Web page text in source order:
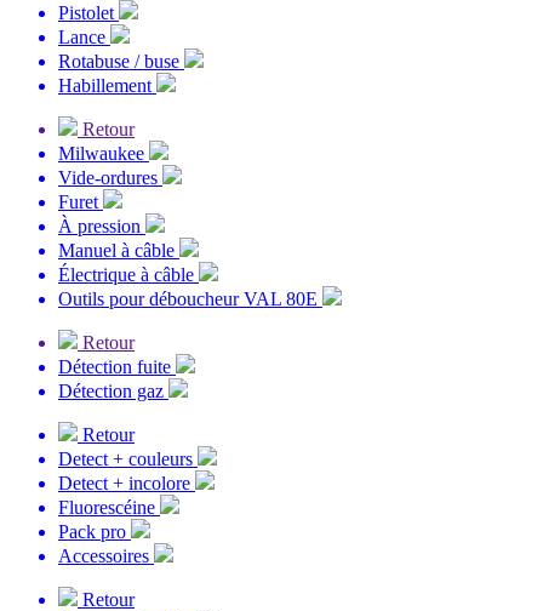
Pistolet
Lance
Rotabuse / buse
Habillement
Retour
Milwaukee
Vide-ordures
Furet
À pression
Manuel à câble
Électrique à câble
Outils pour déboucheur VAL 80E
Retour
Détection fuite
Détection gaz
Retour
Detect + couleurs
Detect + incolore
Fluorescéine
Pack pro
Accessoires
Retour